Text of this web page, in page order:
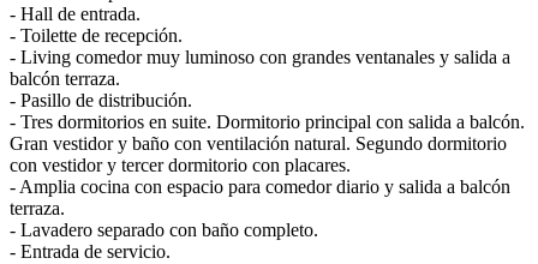
- Hall de entrada.
- Toilette de recepción.
- Living comedor muy luminoso con grandes ventanales y salida a
balcón terraza.
- Pasillo de distribución.
- Tres dormitorios en suite. Dormitorio principal con salida a balcón.
Gran vestidor y baño con ventilación natural. Segundo dormitorio
con vestidor y tercer dormitorio con placares.
- Amplia cocina con espacio para comedor diario y salida a balcón
terraza.
- Lavadero separado con baño completo.
- Entrada de servicio.